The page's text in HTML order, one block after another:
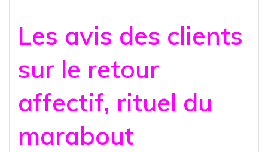
Les avis des clients
sur le retour
affectif, rituel du
marabout